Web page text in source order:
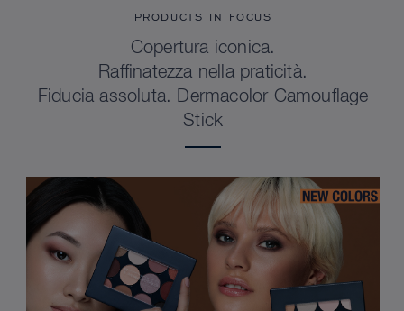
PRODUCTS IN FOCUS
Copertura iconica.
Raffinatezza nella praticità.
Fiducia assoluta. Dermacolor Camouflage
Stick